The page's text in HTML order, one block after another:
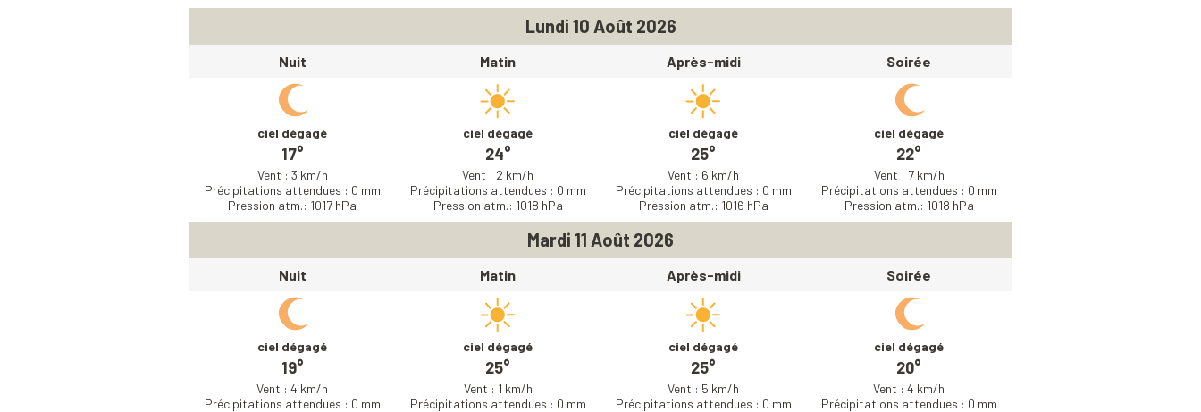
Lundi 10 Août 2026
Nuit
ciel dégagé
17°
Vent : 3 km/h
Précipitations attendues : 0 mm
Pression atm.: 1017 hPa
Matin
ciel dégagé
24°
Vent : 2 km/h
Précipitations attendues : 0 mm
Pression atm.: 1018 hPa
Après-midi
ciel dégagé
25°
Vent : 6 km/h
Précipitations attendues : 0 mm
Pression atm.: 1016 hPa
Soirée
ciel dégagé
22°
Vent : 7 km/h
Précipitations attendues : 0 mm
Pression atm.: 1018 hPa
Mardi 11 Août 2026
Nuit
ciel dégagé
19°
Vent : 4 km/h
Précipitations attendues : 0 mm
Matin
ciel dégagé
25°
Vent : 1 km/h
Précipitations attendues : 0 mm
Après-midi
ciel dégagé
25°
Vent : 5 km/h
Précipitations attendues : 0 mm
Soirée
ciel dégagé
20°
Vent : 4 km/h
Précipitations attendues : 0 mm